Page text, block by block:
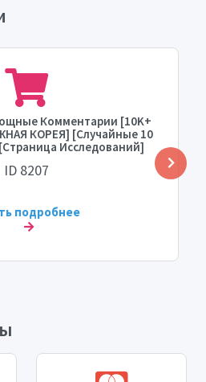
Комментарии [10K+
КОРЕЯ] [Случайные 10
Исследований]
[Время Начала: 0-1 Час]
Доставка за 1 Час]
ID 8207
подробнее